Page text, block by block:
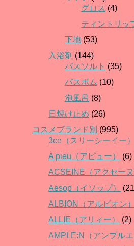
グロス (4)
ティントリッ
下地 (53)
入浴剤 (144)
バスソルト (35)
バスボム (10)
泡風呂 (8)
日焼け止め (26)
コスメブランド別 (995)
3ce（スリーシーイー）
A'pieu（アピュー）
(6)
ACSEINE（アクセーヌ
Aesop（イソップ）
ALBION（アルビオン）
ALLIE（アリィー）
(2)
AMPLE:N（アンプルエ